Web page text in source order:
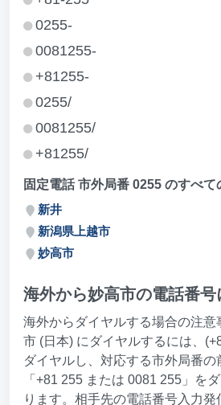
0255-
0081255-
+81255-
0255/
0081255/
+81255/
固定電話 市外局番 0255 のすべて
新井
新潟県上越市
妙高市
海外から妙高市の電話番号
海外からダイヤルする場合の注意
市 (日本) にダイヤルするには、
ダイヤルし、対応する市外局番の
「+81 255 または 0081 255」を
ります。相手先の電話番号入力発